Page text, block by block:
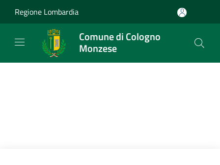
Regione Lombardia
Comune di Cologno
Monzese